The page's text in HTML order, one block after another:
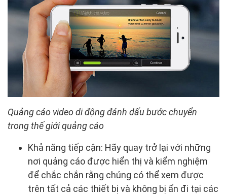
Quảng cáo video di động đánh dấu bước chuyển
trong thế giới quảng cáo
Khả năng tiếp cận: Hãy quay trở lại với những
nơi quảng cáo được hiển thị và kiểm nghiệm
để chắc chắn rằng chúng có thể xem được
trên tất cả các thiết bị và không bị ẩn đi tại các